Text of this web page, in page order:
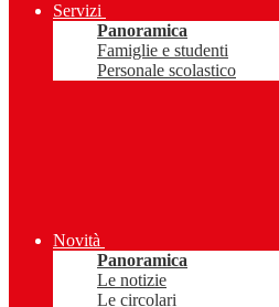
Servizi
Panoramica
Famiglie e studenti
Personale scolastico
Novità
Panoramica
Le notizie
Le circolari